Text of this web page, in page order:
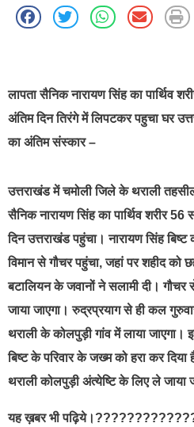
लापता सैनिक नारायण सिंह का पार्थिव
अंतिम दिन तिरंगे में लिपटकर पहुचा घर
का अंतिम संस्कार –
उत्तराखंड में चमोली जिले के थराली
सैनिक नारायण सिंह का पार्थिव शरीर
दिन उत्तराखंड पहुंचा। नारायण सिंह बिष्ट
विमान से गौचर पहुंचा, जहां पर शहीद को
बटालियन के जवानों ने सलामी दी। गौचर
जाया जाएगा। रुद्रप्रयाग से ही कल
थराली के कोलपुड़ी गांव में लाया जाएगा।
बिष्ट के परिवार के जख्म को हरा कर दिया
थराली कोलपुड़ी अंत्येष्टि के लिए ले जाया
यह ख़बर भी